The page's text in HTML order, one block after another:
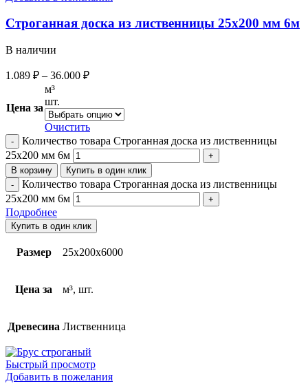
Строганная доска из лиственницы 25х200 мм 6м
В наличии
1.089 ₽ – 36.000 ₽
Цена за
м³
шт.
Очистить
Количество товара Строганная доска из лиственницы
25х200 мм 6м
В корзину Купить в один клик
Количество товара Строганная доска из лиственницы
25х200 мм 6м
Подробнее
Купить в один клик
Размер 25х200х6000
Цена за м³, шт.
Древесина Лиственница
Быстрый просмотр
Добавить в пожелания